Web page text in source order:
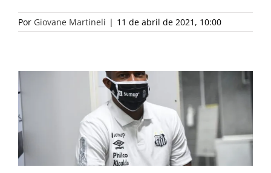
Por Giovane Martineli | 11 de abril de 2021, 10:00